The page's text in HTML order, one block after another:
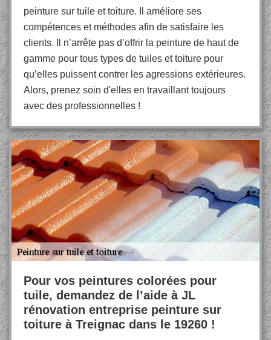
peinture sur tuile et toiture. Il améliore ses
compétences et méthodes afin de satisfaire les
clients. Il n’arrête pas d’offrir la peinture de haut de
gamme pour tous types de tuiles et toiture pour
qu’elles puissent contrer les agressions extérieures.
Alors, prenez soin d'elles en travaillant toujours
avec des professionnelles !
Pour vos peintures colorées pour
tuile, demandez de l’aide à JL
rénovation entreprise peinture sur
toiture à Treignac dans le 19260 !